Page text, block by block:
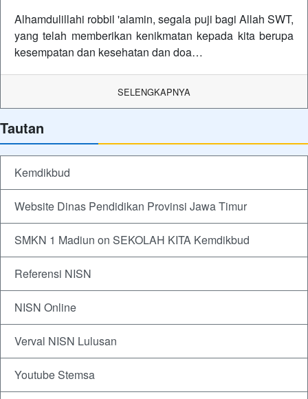
Alhamdulillahi robbil 'alamin, segala puji bagi Allah SWT,
yang telah memberikan kenikmatan kepada kita berupa
kesempatan dan kesehatan dan doa…
SELENGKAPNYA
Tautan
Kemdikbud
Website Dinas Pendidikan Provinsi Jawa Timur
SMKN 1 Madiun on SEKOLAH KITA Kemdikbud
Referensi NISN
NISN Online
Verval NISN Lulusan
Youtube Stemsa